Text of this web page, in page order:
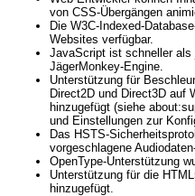
von CSS-Übergängen
Die W3C-Indexed-
Websites verfügbar.
JavaScript ist schneller als
JägerMonkey-Engine.
Unterstützung für
Direct2D und Direct3D auf
hinzugefügt (siehe
und Einstellungen zur
Das HSTS-
vorgeschlagene
OpenType-Unterstützung
Unterstützung für die
hinzugefügt.